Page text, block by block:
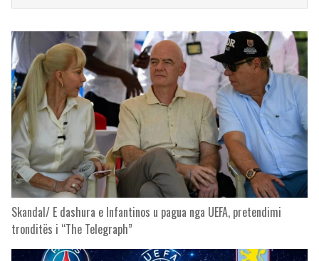
Skandal/ E dashura e Infantinos u pagua nga UEFA, pretendimi
tronditës i “The Telegraph”